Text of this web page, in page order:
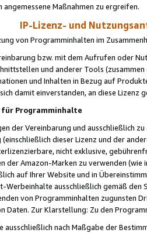
angemessene Maßnahmen zu ergreifen.
IP-Lizenz- und
von Programminhalten im
bzw. mit dem Aufrufen oder
und anderer Tools (zusammen
und Inhalten in Bezug auf
damit einverstanden, an diese Lizenz
für Programminhalte
der Vereinbarung und ausschließlich
dieser Lizenz und der
nicht exklusive,
der Amazon-Marken zu verwenden
auf Ihrer Website und in
Werbeinhalte ausschließlich gemäß
von Programminhalten zugunsten
Daten. Zur Klarstellung: Zu den
ausschließlich nach Maßgabe der